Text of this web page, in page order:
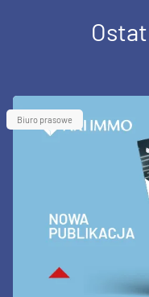
Biuro prasowe